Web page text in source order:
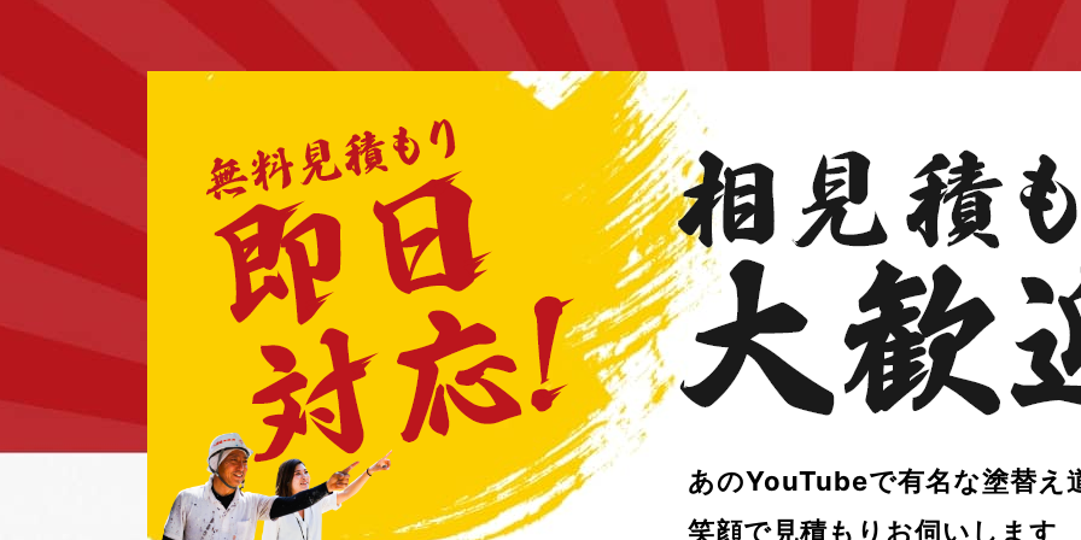
あのYouTubeで有名な塗替え
笑顔で見積もりお伺いします